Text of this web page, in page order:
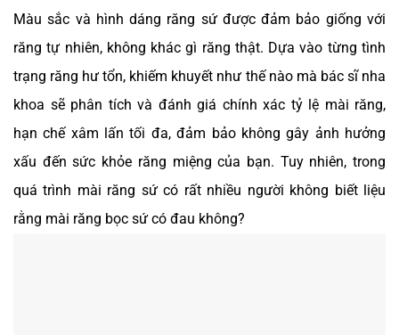
Màu sắc và hình dáng răng sứ được đảm bảo giống với
răng tự nhiên, không khác gì răng thật. Dựa vào từng tình
trạng răng hư tổn, khiếm khuyết như thế nào mà bác sĩ nha
khoa sẽ phân tích và đánh giá chính xác tỷ lệ mài răng,
hạn chế xâm lấn tối đa, đảm bảo không gây ảnh hưởng
xấu đến sức khỏe răng miệng của bạn. Tuy nhiên, trong
quá trình mài răng sứ có rất nhiều người không biết liệu
rằng mài răng bọc sứ có đau không?